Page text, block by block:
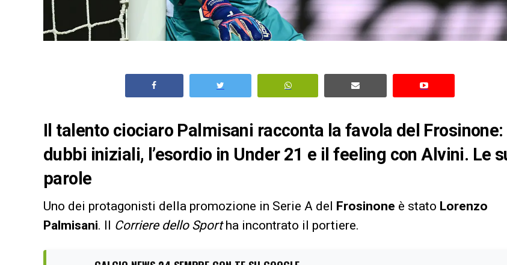
Il talento ciociaro Palmisani racconta la favola del Frosinone:
dubbi iniziali, l’esordio in Under 21 e il feeling con Alvini. Le
parole
Uno dei protagonisti della promozione in Serie A del Frosinone è stato Lorenzo
Palmisani. Il Corriere dello Sportha incontrato il portiere.